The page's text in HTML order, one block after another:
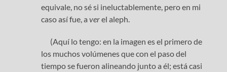
equivale, no sé si ineluctablemente, pero en mi
caso así fue, averel aleph.
(Aquí lo tengo: en la imagen es el primero de
los muchos volúmenes que con el paso del
tiempo se fueron alineando junto a él; está casi